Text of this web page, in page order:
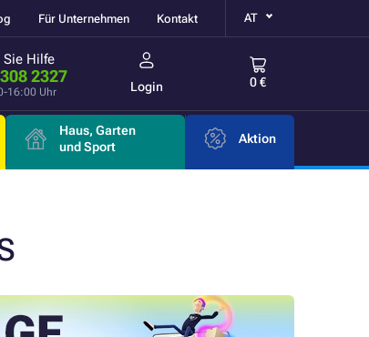
Für Unternehmen Kontakt AT
Sie Hilfe
2327
16:00 Uhr Login 0 €
Haus, Garten
und Sport
Aktion